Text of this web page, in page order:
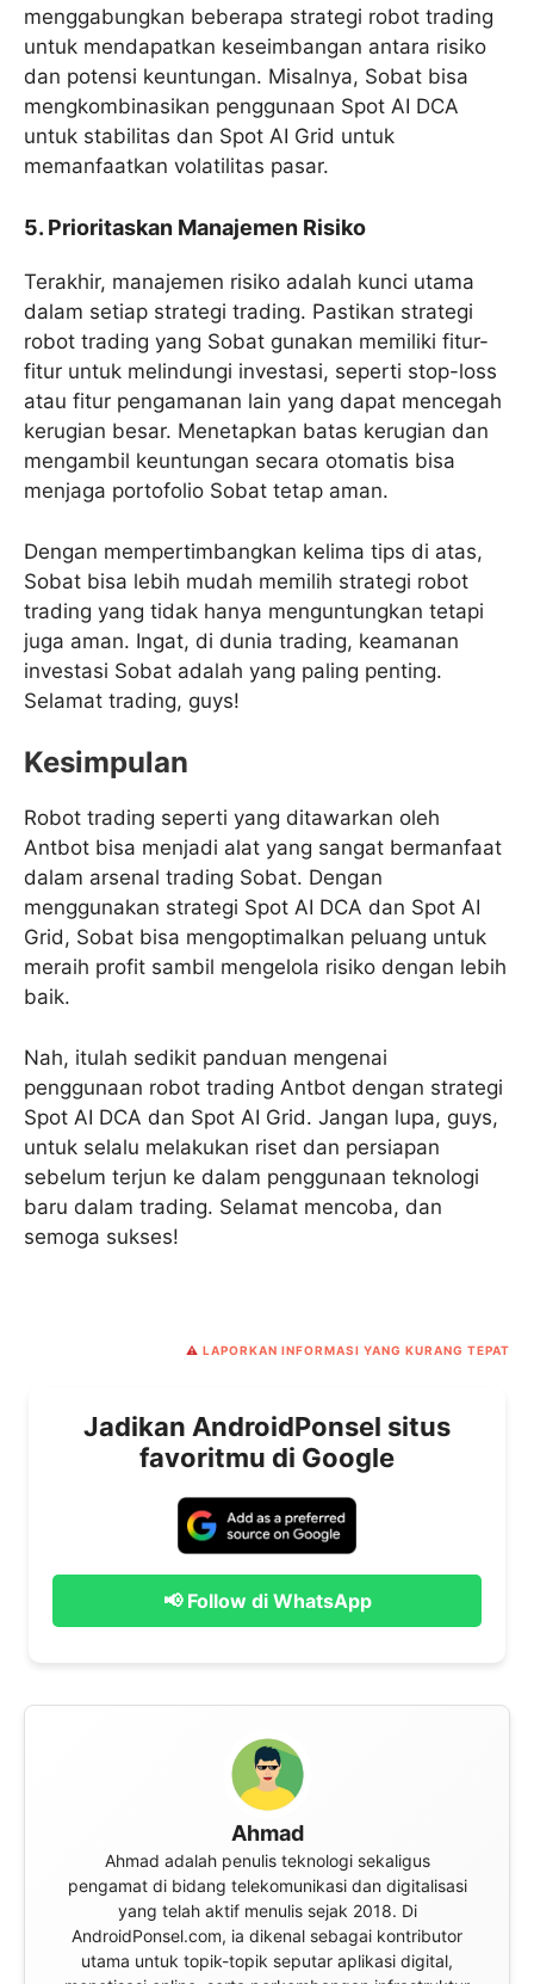
menggabungkan beberapa strategi robot trading
untuk mendapatkan keseimbangan antara risiko
dan potensi keuntungan. Misalnya, Sobat bisa
mengkombinasikan penggunaan Spot AI DCA
untuk stabilitas dan Spot AI Grid untuk
memanfaatkan volatilitas pasar.
5. Prioritaskan Manajemen Risiko
Terakhir, manajemen risiko adalah kunci utama
dalam setiap strategi trading. Pastikan strategi
robot trading yang Sobat gunakan memiliki fitur-
fitur untuk melindungi investasi, seperti stop-loss
atau fitur pengamanan lain yang dapat mencegah
kerugian besar. Menetapkan batas kerugian dan
mengambil keuntungan secara otomatis bisa
menjaga portofolio Sobat tetap aman.
Dengan mempertimbangkan kelima tips di atas,
Sobat bisa lebih mudah memilih strategi robot
trading yang tidak hanya menguntungkan tetapi
juga aman. Ingat, di dunia trading, keamanan
investasi Sobat adalah yang paling penting.
Selamat trading, guys!
Kesimpulan
Robot trading seperti yang ditawarkan oleh
Antbot bisa menjadi alat yang sangat bermanfaat
dalam arsenal trading Sobat. Dengan
menggunakan strategi Spot AI DCA dan Spot AI
Grid, Sobat bisa mengoptimalkan peluang untuk
meraih profit sambil mengelola risiko dengan lebih
baik.
Nah, itulah sedikit panduan mengenai
penggunaan robot trading Antbot dengan strategi
Spot AI DCA dan Spot AI Grid. Jangan lupa, guys,
untuk selalu melakukan riset dan persiapan
sebelum terjun ke dalam penggunaan teknologi
baru dalam trading. Selamat mencoba, dan
semoga sukses!
⚠️ LAPORKAN INFORMASI YANG KURANG TEPAT
Jadikan AndroidPonsel situs
favoritmu di Google
📢 Follow di WhatsApp
Ahmad
Ahmad adalah penulis teknologi sekaligus
pengamat di bidang telekomunikasi dan digitalisasi
yang telah aktif menulis sejak 2018. Di
AndroidPonsel.com, ia dikenal sebagai kontributor
utama untuk topik-topik seputar aplikasi digital,